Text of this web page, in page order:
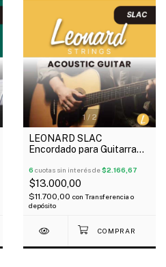
1 / 2
LEONARD SLAC
Encordado para Guitarra
010-48
6 cuotas sin interés de$2.166,67
$13.000,00
$11.700,00 con Transferencia o
depósito